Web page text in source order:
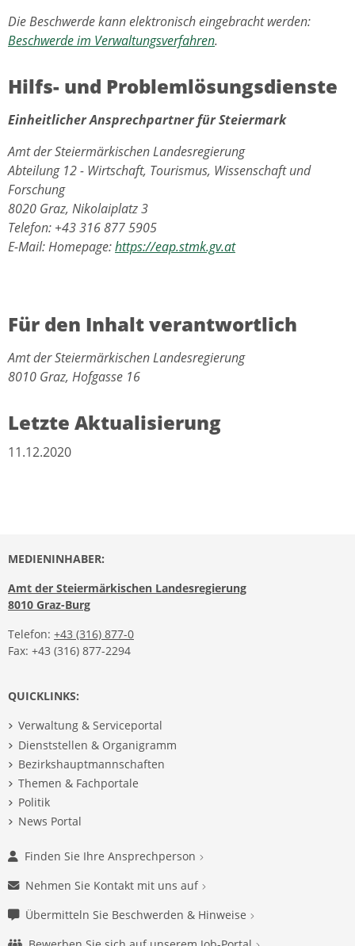
Die Beschwerde kann elektronisch eingebracht werden:
Beschwerde im Verwaltungsverfahren.
Hilfs- und Problemlösungsdienste
Einheitlicher Ansprechpartner für Steiermark
Amt der Steiermärkischen Landesregierung
Abteilung 12 - Wirtschaft, Tourismus, Wissenschaft und
Forschung
8020 Graz, Nikolaiplatz 3
Telefon: +43 316 877 5905
E-Mail: Homepage:https://eap.stmk.gv.at
Für den Inhalt verantwortlich
Amt der Steiermärkischen Landesregierung
8010 Graz, Hofgasse 16
Letzte Aktualisierung
11.12.2020
MEDIENINHABER:
Amt der Steiermärkischen Landesregierung
8010 Graz-Burg
Telefon: +43 (316) 877-0
Fax: +43 (316) 877-2294
QUICKLINKS:
Verwaltung & Serviceportal
Dienststellen & Organigramm
Bezirkshauptmannschaften
Themen & Fachportale
Politik
News Portal
Finden Sie Ihre Ansprechperson
Nehmen Sie Kontakt mit uns auf
Übermitteln Sie Beschwerden & Hinweise